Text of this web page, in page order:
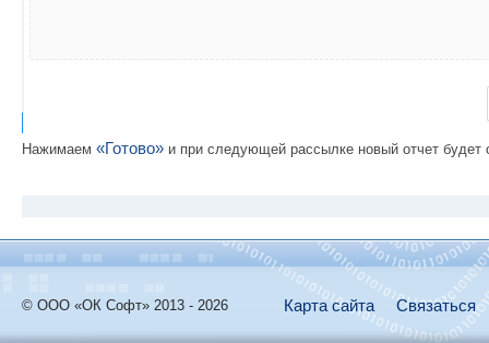
Нажимаем «Готово» и при следующей рассылке новый отчет будет
© ООО «ОК Софт» 2013 - 2026 Карта сайта Связаться